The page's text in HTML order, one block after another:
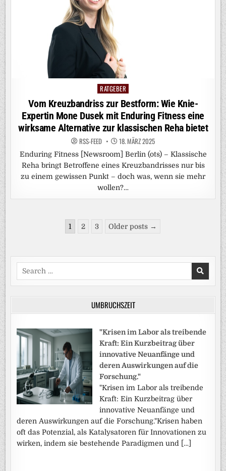
Posted
RATGEBER
Vom Kreuzbandriss zur Bestform: Wie Knie-
Expertin Mone Dusek mit Enduring Fitness eine
wirksame Alternative zur klassischen Reha bietet
RSS-FEED 18. MÄRZ 2025
Enduring Fitness [Newsroom] Berlin (ots) – Klassische
Reha bringt Betroffene eines Kreuzbandrisses nur bis
zu einem gewissen Punkt – doch was, wenn sie mehr
wollen?…
Seitennummerierung
Beiträge
1 2 3 Older posts →
Search
for:
UMBRUCHSZEIT
"Krisen im Labor als treibende
Kraft: Ein Kurzbeitrag über
innovative Neuanfänge und
deren Auswirkungen auf die
Forschung."
"Krisen im Labor als treibende
Kraft: Ein Kurzbeitrag über
innovative Neuanfänge und
deren Auswirkungen auf die Forschung."Krisen haben
oft das Potenzial, als Katalysatoren für Innovationen zu
wirken, indem sie bestehende Paradigmen und […]